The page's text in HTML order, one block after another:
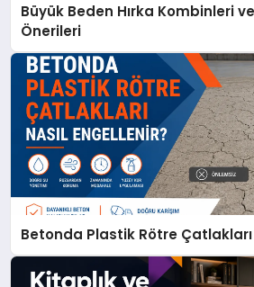
Büyük Beden Hırka Kombinleri
Önerileri
Betonda Plastik Rötre Çatlakları